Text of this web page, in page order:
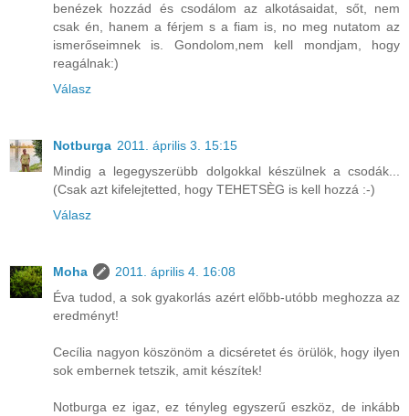
benézek hozzád és csodálom az alkotásaidat, sőt, nem
csak én, hanem a férjem s a fiam is, no meg nutatom az
ismerőseimnek is. Gondolom,nem kell mondjam, hogy
reagálnak:)
Válasz
Notburga 2011. április 3. 15:15
Mindig a legegyszerübb dolgokkal készülnek a csodák...
(Csak azt kifelejtetted, hogy TEHETSÈG is kell hozzá :-)
Válasz
Moha
2011. április 4. 16:08
Éva tudod, a sok gyakorlás azért előbb-utóbb meghozza az
eredményt!
Cecília nagyon köszönöm a dicséretet és örülök, hogy ilyen
sok embernek tetszik, amit készítek!
Notburga ez igaz, ez tényleg egyszerű eszköz, de inkább